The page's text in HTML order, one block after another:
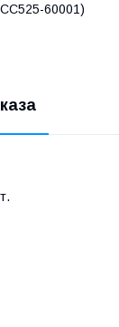
60001)